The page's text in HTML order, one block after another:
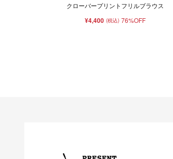
クローバープリントフリルブラウス
¥4,400 (税込) 76%OFF